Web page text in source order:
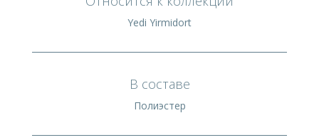
Yedi Yirmidort
В составе
Полиэстер